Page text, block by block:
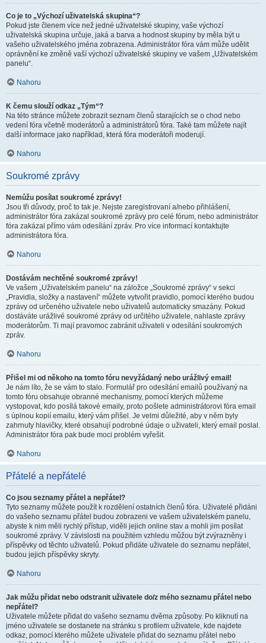
Co je to „Výchozí uživatelská skupina“?
Pokud jste členem více než jedné uživatelské skupiny, vaše výchozí
uživatelská skupina určuje, jaká a barva a hodnost skupiny by měla být u
vašeho uživatelského jména zobrazena. Administrátor fóra vám může udělit
oprávnění ke změně vaší výchozí uživatelské skupiny ve vašem „Uživatelském
panelu“.
Nahoru
K čemu slouží odkaz „Tým“?
Na této stránce můžete zobrazit seznam členů starajících se o chod nebo
vedení fóra včetně moderátorů a administrátorů fóra. Také tam můžete najít
další informace jako například, která fóra moderátoři moderují.
Nahoru
Soukromé zprávy
Nemůžu posílat soukromé zprávy!
Jsou tři důvody, proč to tak je. Nejste zaregistrovaní a/nebo přihlášení,
administrátor fóra zakázal soukromé zprávy pro celé fórum, nebo administrátor
fóra zakázal přímo vám odesílání zpráv. Pro více informací kontaktujte
administrátora fóra.
Nahoru
Dostávám nechtěné soukromé zprávy!
Ve vašem „Uživatelském panelu“ na záložce „Soukromé zprávy“ v sekci
„Pravidla, složky a nastavení“ můžete vytvořit pravidlo, pomocí kterého budou
zprávy od určeného uživatele nebo uživatelů automaticky smazány. Pokud
dostáváte urážlivé soukromé zprávy od určitého uživatele, nahlaste zprávy
moderátorům. Ti mají pravomoc zabránit uživateli v odesílání soukromých
zpráv.
Nahoru
Přišel mi od někoho na tomto fóru nevyžádaný nebo urážlivý email!
Je nám líto, že se vám to stalo. Formulář pro odesílání emailů používaný na
tomto fóru obsahuje obranné mechanismy, pomocí kterých můžeme
vystopovat, kdo posílá takové emaily, proto pošlete administrátorovi fóra email
s úplnou kopií emailu, který vám přišel. Je velmi důležité, aby v něm byly
zahrnuty hlavičky, které obsahují podrobné údaje o uživateli, který email poslal.
Administrátor fóra pak bude moci problém vyřešit.
Nahoru
Přátelé a nepřátelé
Co jsou seznamy přátel a nepřátel?
Tyto seznamy můžete použít k rozdělení ostatních členů fóra. Uživatelé přidáni
do vašeho seznamu přátel budou zobrazeni ve vašem uživatelském panelu,
abyste k nim měli rychlý přístup, viděli jejich online stav a mohli jim posílat
soukromé zprávy. V závislosti na použitém vzhledu můžou být zvýrazněny i
příspěvky od těchto uživatelů. Pokud přidáte uživatele do seznamu nepřátel,
budou jejich příspěvky skryty.
Nahoru
Jak můžu přidat nebo odstranit uživatele do/z mého seznamu přátel nebo
nepřátel?
Uživatele můžete přidat do vašeho seznamu dvěma způsoby. Po kliknutí na
jméno uživatele se dostanete na stránku s profilem uživatele, kde najdete
odkaz, pomocí kterého můžete uživatele přidat do seznamu přátel nebo